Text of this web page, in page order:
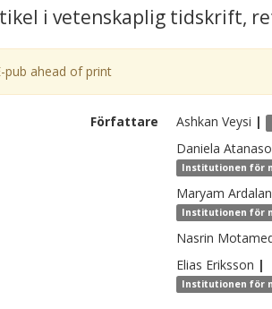
i vetenskaplig tidskrift,
pub ahead of print
Författare Ashkan Veysi |
Daniela
Institutionen för
Maryam Ardalan
Institutionen för
Nasrin
Elias Eriksson |
Institutionen för